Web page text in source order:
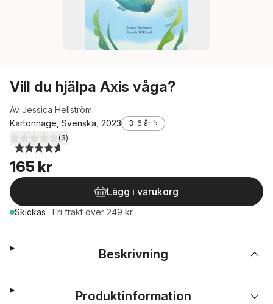
Vill du hjälpa Axis våga?
Av Jessica Hellström
Kartonnage, Svenska, 2023
3-6 år
4,7utav 5 stjärnor. Totalt antal röster:
(3)
165 kr
Lägg i varukorg
Skickas . Fri frakt över 249 kr.
Beskrivning
Produktinformation